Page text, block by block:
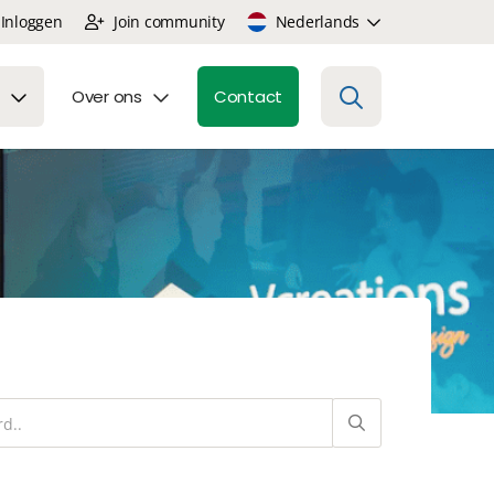
Join community Nederlands
Over ons Contact